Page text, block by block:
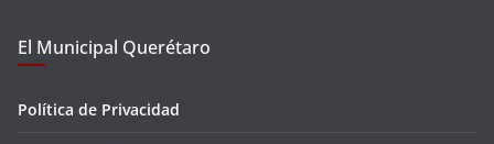
El Municipal Querétaro
Política de Privacidad